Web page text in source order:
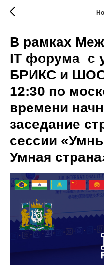
В рамках
IT форума с
БРИКС и
12:30 по
времени
заседание
сессии
Умная